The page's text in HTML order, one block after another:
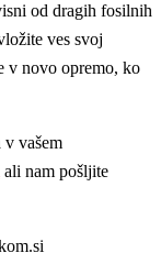
od dragih fosilnih
ves svoj
v novo opremo, ko
v vašem
ali nam pošljite